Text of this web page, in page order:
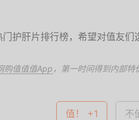
护肝片排行榜，希望对值友们
购值值值App ，第一时间得到内部特
值！ +1 不